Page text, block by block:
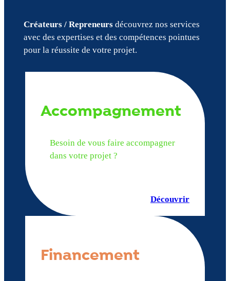
Créateurs / Repreneursdécouvrez nos services
avec des expertises et des compétences pointues
pour la réussite de votre projet.
Accompagnement
Besoin de vous faire accompagner
dans votre projet ?
Découvrir
Financement